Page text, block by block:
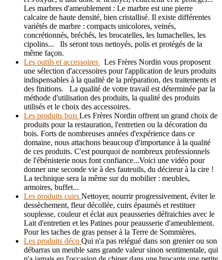
Les marbres d'ameublement : Le marbre est une pierre
calcaire de haute densité, bien cristallisé. Il existe différentes
variétés de marbre : compacts unicolores, veinés,
concrétionnés, bréchés, les brocatelles, les lumachelles, les
cipolins... Ils seront tous nettoyés, polis et protégés de la
même façon.
Les outils et accessoires
Les Frères Nordin vous proposent
une sélection d'accessoires pour l'application de leurs produits
indispensables à la qualité de la préparation, des traitements et
des finitions. La qualité de votre travail est déterminée par la
méthode d'utilisation des produits, la qualité des produits
utilisés et le choix des accessoires.
Les produits bois Les Frères Nordin offrent un grand choix de
produits pour la restauration, l'entretien ou la décoration du
bois. Forts de nombreuses années d'expérience dans ce
domaine, nous attachons beaucoup d'importance à la qualité
de ces produits. C'est pourquoi de nombreux professionnels
de l'ébénisterie nous font confiance...Voici une vidéo pour
donner une seconde vie à des fauteuils, du décireur à la cire !
La technique sera la même sur du mobilier : meubles,
armoires, buffet...
Les produits cuirs Nettoyer, nourrir progressivement, éviter le
dessèchement, fleur décollée, cuirs épaumés et restituer
souplesse, couleur et éclat aux peausseries défraichies avec le
Lait d'entretien et les Patines pour peausserie d'ameublement.
Pour les taches de gras penser à la Terre de Sommières.
Les produits déco Qui n'a pas relégué dans son grenier ou son
débarras un meuble sans grande valeur sinon sentimentale, qui